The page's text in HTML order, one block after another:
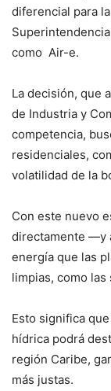
diferencial para
como Air-e.
La decisión, que
de Industria y
competencia,
residenciales,
volatilidad de la
Con este nuevo
directamente —y
energía que las
limpias, como
Esto significa
hídrica podrá
región Caribe,
más justas.